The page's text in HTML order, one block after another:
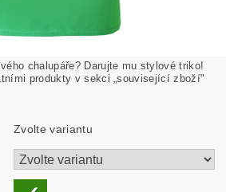
chalupáře? Darujte mu stylové triko!
produkty v sekci „související zboží"
Zvolte variantu